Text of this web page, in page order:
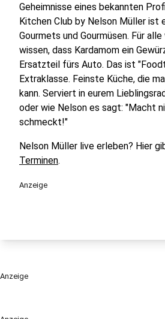
Geheimnisse eines bekannten
Kitchen Club by Nelson Müller ist
Gourmets und Gourmüsen. Für
wissen, dass Kardamom ein
Ersatzteil fürs Auto. Das ist
Extraklasse. Feinste Küche, die
kann. Serviert in eurem
oder wie Nelson es sagt: "Macht
schmeckt!"
Nelson Müller live erleben? Hier
Terminen.
Anzeige
Anzeige